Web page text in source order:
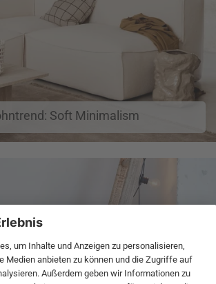
Soft Minimalism